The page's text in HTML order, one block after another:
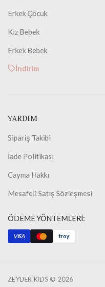
Erkek Çocuk
Kız Bebek
Erkek Bebek
İndirim
YARDIM
Sipariş Takibi
İade Politikası
Cayma Hakkı
Mesafeli Satış Sözleşmesi
ÖDEME YÖNTEMLERİ:
VISA troy
ZEYDER KIDS © 2026